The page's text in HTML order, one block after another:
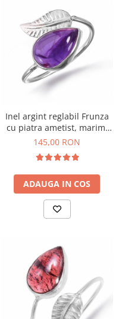
Inel argint reglabil Frunza
cu piatra ametist, marimi
53-60
145,00 RON
ADAUGA IN COS